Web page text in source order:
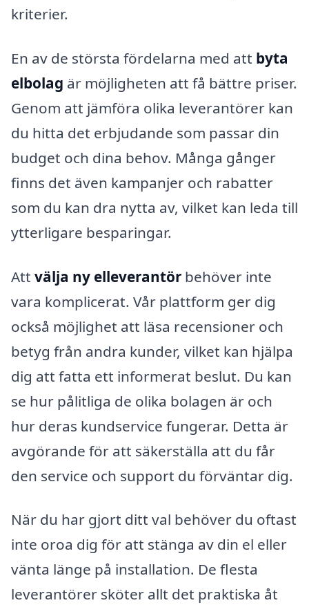
kriterier.
En av de största fördelarna med att byta
elbolag är möjligheten att få bättre priser.
Genom att jämföra olika leverantörer kan
du hitta det erbjudande som passar din
budget och dina behov. Många gånger
finns det även kampanjer och rabatter
som du kan dra nytta av, vilket kan leda till
ytterligare besparingar.
Att välja ny elleverantör behöver inte
vara komplicerat. Vår plattform ger dig
också möjlighet att läsa recensioner och
betyg från andra kunder, vilket kan hjälpa
dig att fatta ett informerat beslut. Du kan
se hur pålitliga de olika bolagen är och
hur deras kundservice fungerar. Detta är
avgörande för att säkerställa att du får
den service och support du förväntar dig.
När du har gjort ditt val behöver du oftast
inte oroa dig för att stänga av din el eller
vänta länge på installation. De flesta
leverantörer sköter allt det praktiska åt